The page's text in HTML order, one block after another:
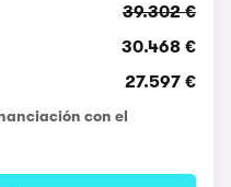
39.302 €
30.468 €
27.597 €
con el